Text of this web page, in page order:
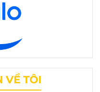
VỀ TÔI